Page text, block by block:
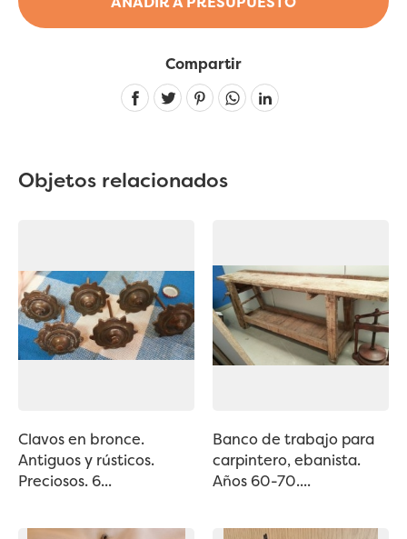
Compartir
Linkedin
Objetos relacionados
Clavos en bronce.
Antiguos y rústicos.
Preciosos. 6...
Banco de trabajo para
carpintero, ebanista.
Años 60-70....